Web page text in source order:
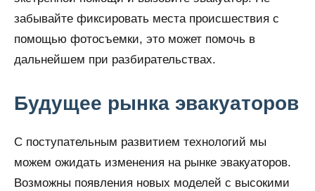
забывайте фиксировать места происшествия с
помощью фотосъемки, это может помочь в
дальнейшем при разбирательствах.
Будущее рынка эвакуаторов
С поступательным развитием технологий мы
можем ожидать изменения на рынке эвакуаторов.
Возможны появления новых моделей с высокими